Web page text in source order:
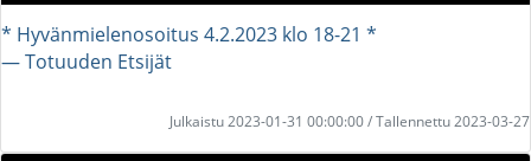
* Hyvänmielenosoitus 4.2.2023 klo 18-21 *
― Totuuden Etsijät
Julkaistu 2023-01-31 00:00:00 / Tallennettu 2023-03-27